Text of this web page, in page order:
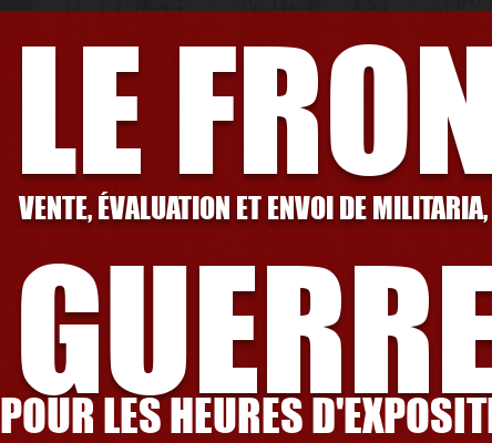
LE
VENTE, ÉVALUATION ET ENVOI DE
POUR LES HEURES